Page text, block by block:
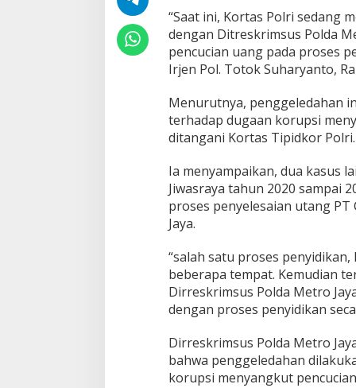
e
y
C
h
a
g
e
r
“Saat ini, Kortas Polri sedang
dengan Ditreskrimsus Polda
pencucian uang pada proses
Irjen Pol. Totok Suharyanto,
Menurutnya, penggeledahan
terhadap dugaan korupsi
ditangani Kortas Tipidkor Polri.
Ia menyampaikan, dua kasus
Jiwasraya tahun 2020 sampai
proses penyelesaian utang PT
Jaya.
“salah satu proses
beberapa tempat. Kemudian
Dirreskrimsus Polda Metro
dengan proses penyidikan
Dirreskrimsus Polda Metro
bahwa penggeledahan
korupsi menyangkut